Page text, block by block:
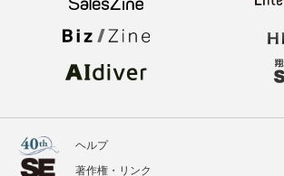
ヘルプ
著作権・リンク